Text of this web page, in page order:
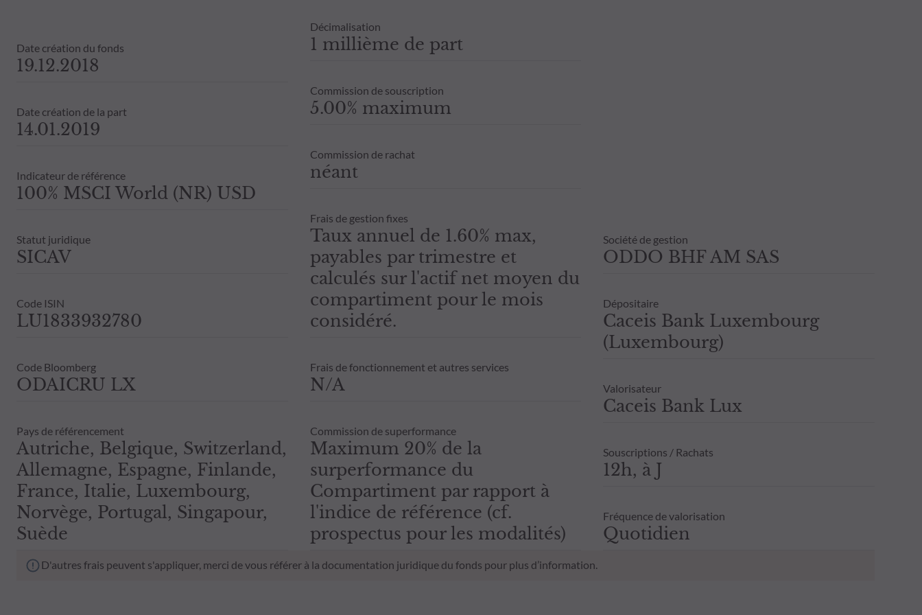
Date création du fonds
19.12.2018
Date création de la part
14.01.2019
Indicateur de référence
100% MSCI World (NR) USD
Statut juridique
SICAV
Code ISIN
LU1833932780
Code Bloomberg
ODAICRU LX
Pays de référencement
Autriche, Belgique, Switzerland,
Allemagne, Espagne, Finlande,
France, Italie, Luxembourg,
Norvège, Portugal, Singapour,
Suède
Décimalisation
1 millième de part
Commission de souscription
5.00% maximum
Commission de rachat
néant
Frais de gestion fixes
Taux annuel de 1.60% max,
payables par trimestre et
calculés sur l'actif net moyen du
compartiment pour le mois
considéré.
Frais de fonctionnement et autres services
N/A
Commission de superformance
Maximum 20% de la
surperformance du
Compartiment par rapport à
l'indice de référence (cf.
prospectus pour les modalités)
Société de gestion
ODDO BHF AM SAS
Dépositaire
Caceis Bank Luxembourg
(Luxembourg)
Valorisateur
Caceis Bank Lux
Souscriptions / Rachats
12h, à J
Fréquence de valorisation
Quotidien
D'autres frais peuvent s'appliquer, merci de vous référer à la documentation juridique du fonds pour plus d’information.